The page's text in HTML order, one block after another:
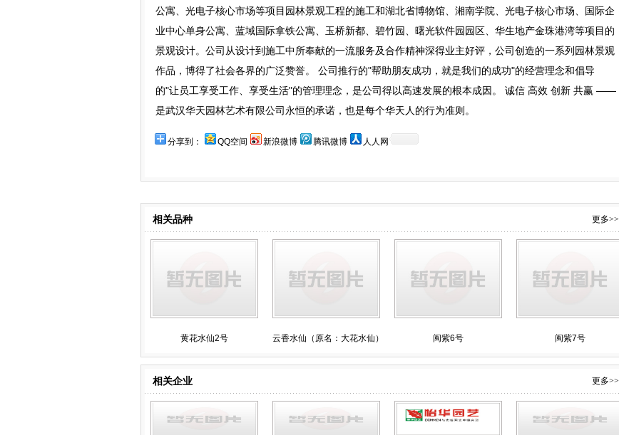
公寓、光电子核心市场等项目园林景观工程的施工和湖北省博物馆、湘南学院、光电子核心市场、国际企
业中心单身公寓、蓝域国际拿铁公寓、玉桥新都、碧竹园、曙光软件园园区、华生地产金珠港湾等项目的
景观设计。公司从设计到施工中所奉献的一流服务及合作精神深得业主好评，公司创造的一系列园林景观
作品，博得了社会各界的广泛赞誉。 公司推行的"帮助朋友成功，就是我们的成功"的经营理念和倡导
的"让员工享受工作、享受生活"的管理理念，是公司得以高速发展的根本成因。 诚信 高效 创新 共赢 ——
是武汉华天园林艺术有限公司永恒的承诺，也是每个华天人的行为准则。
分享到： QQ空间 新浪微博 腾讯微博 人人网
相关品种 更多>>
黄花水仙2号 云香水仙（原名：大花水仙） 闽紫6号 闽紫7号
相关企业 更多>>